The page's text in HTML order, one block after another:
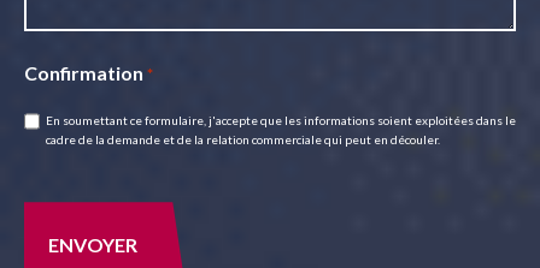
Confirmation *
En soumettant ce formulaire, j'accepte que les informations soient exploitées dans le
cadre de la demande et de la relation commerciale qui peut en découler.
CAPTCHA